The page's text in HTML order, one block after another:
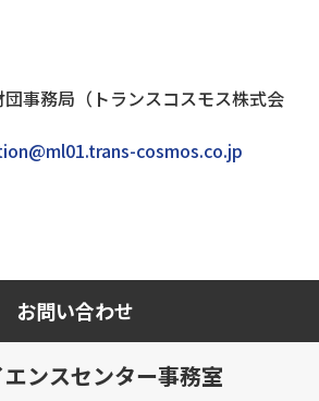
団事務局（トランスコスモス株式会
cosmos.co.jp
お問い合わせ
ンスセンター事務室